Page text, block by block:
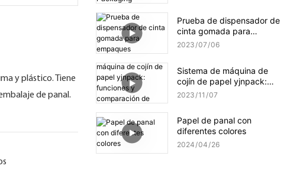
y plástico. Tiene
de panal.
Prueba de dispensador de
cinta gomada para
empaques
2023 07 06
Sistema de máquina de
cojín de papel yjnpack:
funciones y comparación
2023 11 07
Papel de panal con
diferentes colores
2024 04 26